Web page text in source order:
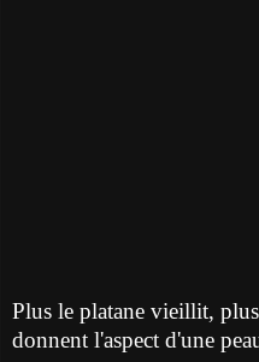
Plus le platane vieillit,
donnent l'aspect d'une